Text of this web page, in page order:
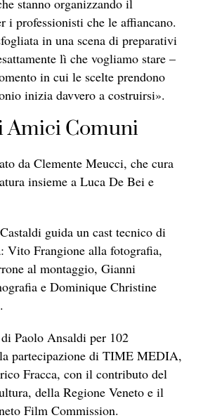
stanno organizzando il
i professionisti che le affiancano.
in una scena di preparativi
lì che vogliamo stare –
in cui le scelte prendono
inizia davvero a costruirsi».
Amici Comuni
da Clemente Meucci, che cura
insieme a Luca De Bei e
guida un cast tecnico di
Vito Frangione alla fotografia,
al montaggio, Gianni
e Dominique Christine
Paolo Ansaldi per 102
partecipazione di TIME MEDIA,
Fracca, con il contributo del
della Regione Veneto e il
Film Commission.